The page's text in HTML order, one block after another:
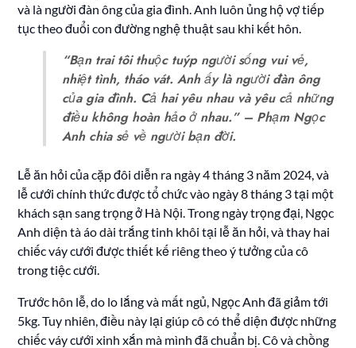
và là người đàn ông của gia đình. Anh luôn ủng hộ vợ tiếp
tục theo đuổi con đường nghệ thuật sau khi kết hôn.
“Bạn trai tôi thuộc tuýp người sống vui vẻ,
nhiệt tình, tháo vát. Anh ấy là người đàn ông
của gia đình. Cả hai yêu nhau và yêu cả những
điều không hoàn hảo ở nhau.” – Phạm Ngọc
Anh chia sẻ về người bạn đời.
Lễ ăn hỏi của cặp đôi diễn ra ngày 4 tháng 3 năm 2024, và
lễ cưới chính thức được tổ chức vào ngày 8 tháng 3 tại một
khách sạn sang trọng ở Hà Nội. Trong ngày trọng đại, Ngọc
Anh diện tà áo dài trắng tinh khôi tại lễ ăn hỏi, và thay hai
chiếc váy cưới được thiết kế riêng theo ý tưởng của cô
trong tiệc cưới.
Trước hôn lễ, do lo lắng và mất ngủ, Ngọc Anh đã giảm tới
5kg. Tuy nhiên, điều này lại giúp cô có thể diện được những
chiếc váy cưới xinh xắn mà mình đã chuẩn bị. Cô và chồng